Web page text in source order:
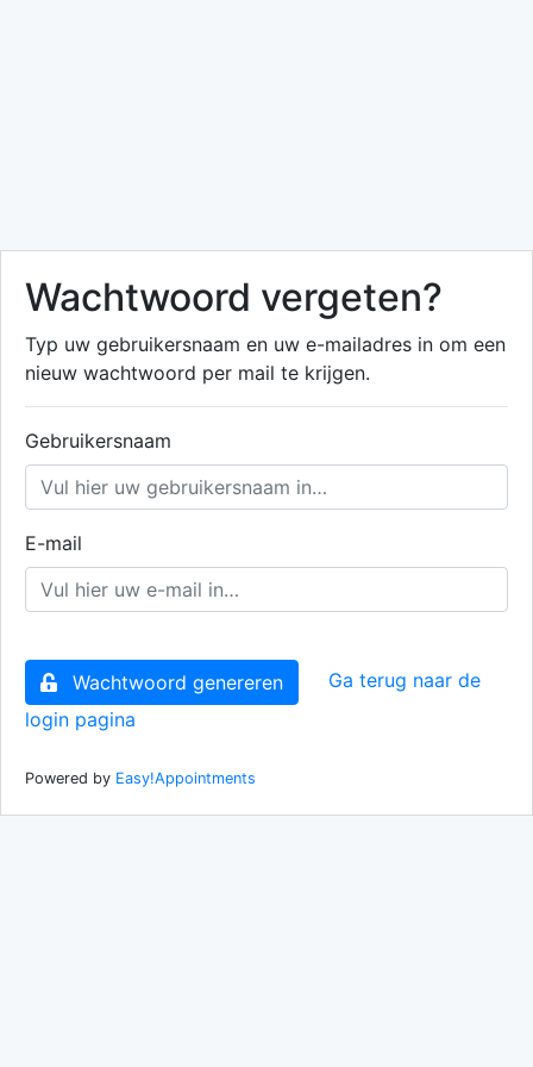
Wachtwoord vergeten?
Typ uw gebruikersnaam en uw e-mailadres in om een
nieuw wachtwoord per mail te krijgen.
Gebruikersnaam
E-mail
Wachtwoord genereren
Ga terug naar de
login pagina
Powered by Easy!Appointments